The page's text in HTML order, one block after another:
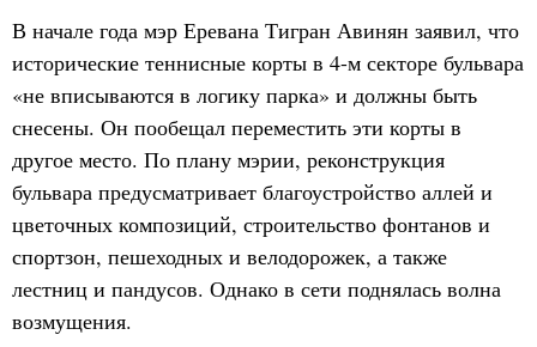
В начале года мэр Еревана Тигран Авинян заявил, что
исторические теннисные корты в 4-м секторе бульвара
«не вписываются в логику парка» и должны быть
снесены. Он пообещал переместить эти корты в
другое место. По плану мэрии, реконструкция
бульвара предусматривает благоустройство аллей и
цветочных композиций, строительство фонтанов и
спортзон, пешеходных и велодорожек, а также
лестниц и пандусов. Однако в сети поднялась волна
возмущения.